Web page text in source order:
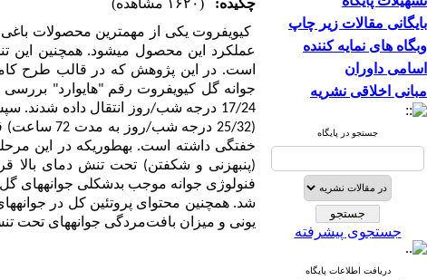
بایگانی مقالات زیر چاپ
وبگاه های نمایه کننده
اسامی داوران
مبانی اخلاقی نشریه
جستجو در پایگاه
جستجوی پیشرفته
دریافت اطلاعات پایگاه
چکیده: (۱۶۲۰ مشاهده)
کیوی‏فروت یکی از مهم‏ترین محصولات
عملکرد این محصول می‏شود. همچنین این
است. در این پژوهش که در قالب طرح
جوانه گل کیوی‏فروت رقم"هایوارد" بررسی
17/24 درجه شب/روز انتقال داده شدند. سپس قلمه‏ها در سه دوره پایان
(25/32
(پنبه‏زنی و شکفتن) تحت تنش دمای بالا
شد. همچنین محتوای پروتئین کل در
یونی و میزان بافت‌مردگی جوانه‏های تحت